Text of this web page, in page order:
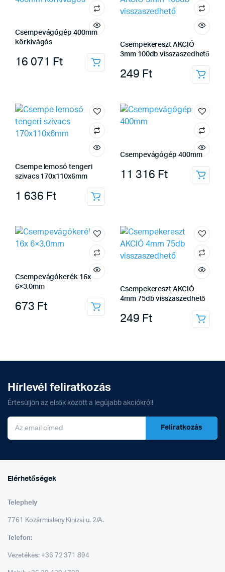
Csempevágógép 400mm
körkivágós
16 071 Ft
Csempekereszt AKCIÓ
3mm 100db visszaszedhető
249 Ft
Csempe lemosó tengeri
szivacs 170x110x6mm
1 636 Ft
Csempevágógép 400mm
11 316 Ft
Csempevágókerék 16x
6×3,0mm
673 Ft
Csempekereszt AKCIÓ
4mm 75db visszaszedhető
249 Ft
Hírlevél feliratkozás
Értesüljön az elsők között a legújabb akciókról!
Feliratkozás
Elérhetőségek
Telephely
7761 Kozármisleny Kinizsi u. 2/A.
Telefon:
Vezetékes: +36 72 371 894